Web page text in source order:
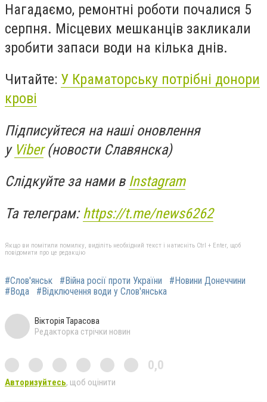
Нагадаємо, ремонтні роботи почалися 5
серпня. Місцевих мешканців закликали
зробити запаси води на кілька днів.
Читайте: У Краматорську потрібні донори
крові
Підписуйтеся на наші оновлення
у Viber(новости Славянска)
Слідкуйте за нами в Instagram
Та телеграм:https://t.me/news6262
Якщо ви помітили помилку, виділіть необхідний текст і натисніть Ctrl + Enter, щоб
повідомити про це редакцію
#Слов'янськ #Війна росії проти України
#Новини Донеччини
#Вода
#Відключення води у Слов'янська
Вікторія Тарасова
Редакторка стрічки новин
0,0
Авторизуйтесь, щоб оцінити